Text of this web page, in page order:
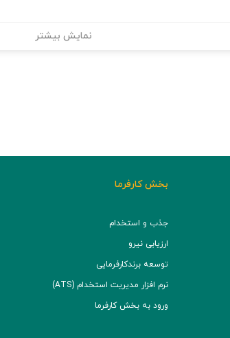
نمایش بیشتر
بخش کارفرما
جذب و استخدام
ارزیابی نیرو
توسعه برند‌کارفرمایی
نرم افزار مدیریت استخدام (ATS)
ورود به بخش کارفرما